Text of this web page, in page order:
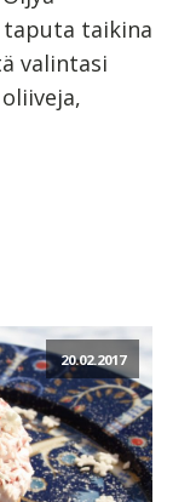
taputa taikina
valintasi
20.02.2017